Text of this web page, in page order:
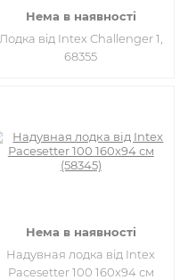
Нема в наявності
Лодка від Intex Challenger 1,
68355
Нема в наявності
Надувная лодка від Intex
Pacesetter 100 160х94 см